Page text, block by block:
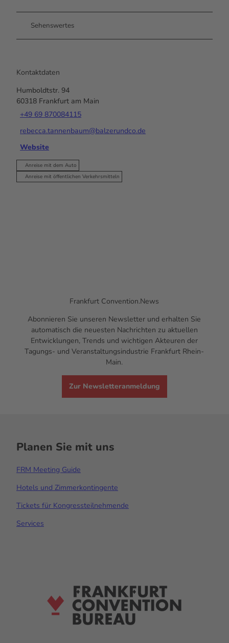
Sehenswertes
Kontaktdaten
Humboldtstr. 94
60318 Frankfurt am Main
+49 69 870084115
rebecca.tannenbaum@balzerundco.de
Website
Anreise mit dem Auto
Anreise mit öffentlichen Verkehrsmitteln
Frankfurt Convention.News
Abonnieren Sie unseren Newsletter und erhalten Sie
automatisch die neuesten Nachrichten zu aktuellen
Entwicklungen,Trends und wichtigen Akteuren der
Tagungs- und Veranstaltungsindustrie Frankfurt Rhein-
Main.
Zur Newsletteranmeldung
Planen Sie mit uns
FRM Meeting Guide
Hotels und Zimmerkontingente
Tickets für Kongressteilnehmende
Services